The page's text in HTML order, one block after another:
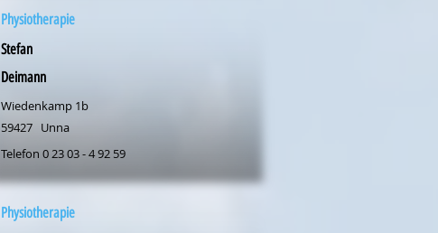
Physiotherapie
Stefan
Deimann
Wiedenkamp 1b
59427 Unna
Telefon 0 23 03 - 4 92 59
Physiotherapie